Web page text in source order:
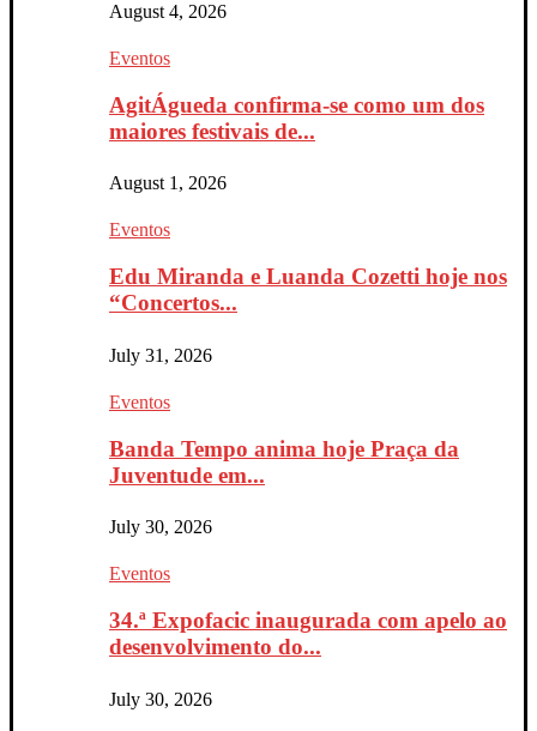
August 4, 2026
Eventos
AgitÁgueda confirma-se como um dos
maiores festivais de...
August 1, 2026
Eventos
Edu Miranda e Luanda Cozetti hoje nos
“Concertos...
July 31, 2026
Eventos
Banda Tempo anima hoje Praça da
Juventude em...
July 30, 2026
Eventos
34.ª Expofacic inaugurada com apelo ao
desenvolvimento do...
July 30, 2026